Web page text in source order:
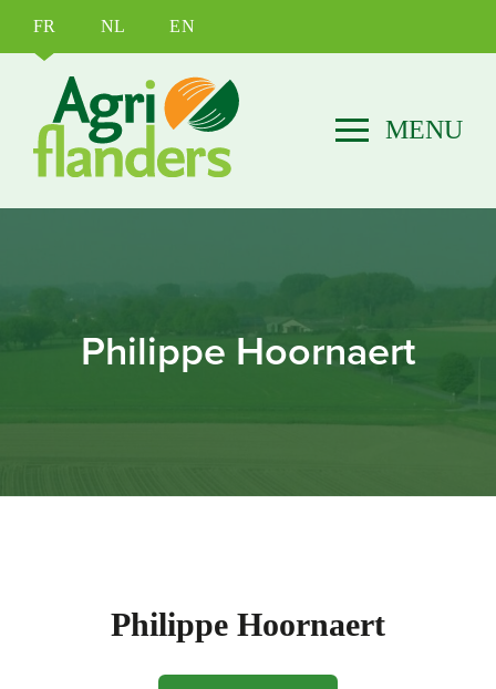
FR NL EN
Philippe Hoornaert
Philippe Hoornaert